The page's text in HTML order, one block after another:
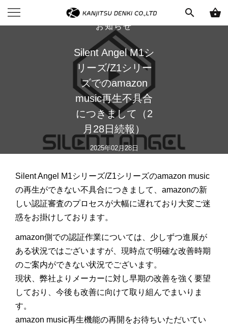
search shopping_basket
お知らせ
Silent Angel M1シ
リーズ/Z1シリー
ズでのamazon
music再生不具合
につきまして（2
月28日続報）
2025年02月28日
Silent Angel M1シリーズ/Z1シリーズのamazon music
の再生ができない不具合につきまして、amazonの新
しい認証審査のプロセスが大幅に遅れており大変ご迷
惑をお掛けしております。
amazon側での認証作業については、少しずつ進展が
ある状況ではございますが、現時点で明確な改善時期
のご案内ができない状況でございます。
現状、弊社よりメーカーに対し早期の改善を強く要望
しており、今後も改善に向けて取り組んでまいりま
す。
amazon music再生機能の再開をお待ちいただいてい